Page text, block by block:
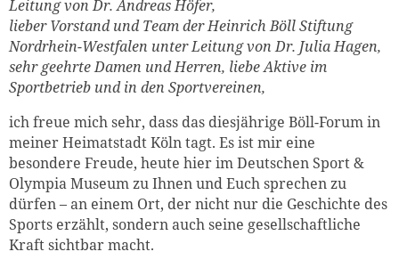
Leitung von Dr. Andreas Höfer,
lieber Vorstand und Team der Heinrich Böll Stiftung
Nordrhein-Westfalen unter Leitung von Dr. Julia Hagen,
sehr geehrte Damen und Herren, liebe Aktive im
Sportbetrieb und in den Sportvereinen,
ich freue mich sehr, dass das diesjährige Böll-Forum in
meiner Heimatstadt Köln tagt. Es ist mir eine
besondere Freude, heute hier im Deutschen Sport &
Olympia Museum zu Ihnen und Euch sprechen zu
dürfen – an einem Ort, der nicht nur die Geschichte des
Sports erzählt, sondern auch seine gesellschaftliche
Kraft sichtbar macht.